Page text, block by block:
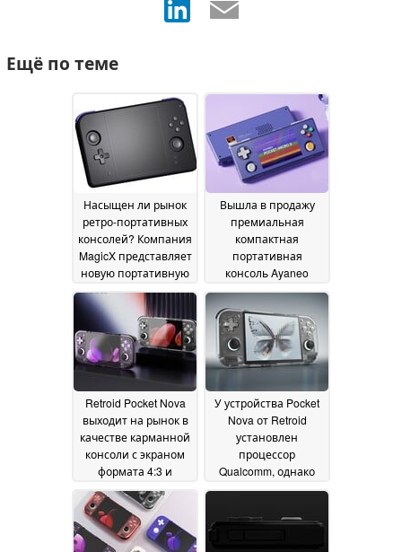
Ещё по теме
Насыщен ли рынок
ретро-портативных
консолей? Компания
MagicX представляет
новую портативную
консоль,
напоминающую 2DS
05 July 2026
Вышла в продажу
премиальная
компактная
портативная
консоль Ayaneo
Pocket Micro 2 по
стартовой цене 239
долларов27 June 2026
Retroid Pocket Nova
выходит на рынок в
качестве карманной
консоли с экраном
формата 4:3 и
поддержкой
технологии « Android
» по стартовой цене
229 долларов26 June
У устройства Pocket
Nova от Retroid
установлен
процессор
Qualcomm, однако
это не чип